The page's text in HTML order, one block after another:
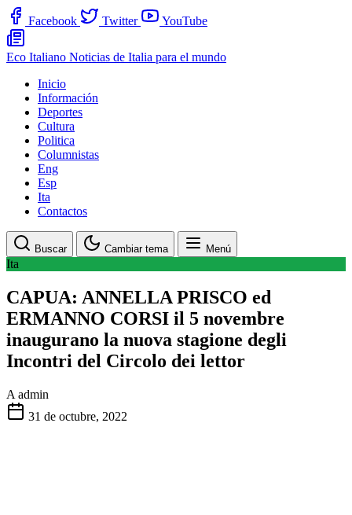
Facebook Twitter YouTube
Eco Italiano Noticias de Italia para el mundo
Inicio
Información
Deportes
Cultura
Politica
Columnistas
Eng
Esp
Ita
Contactos
Buscar Cambiar tema Menú
Ita
CAPUA: ANNELLA PRISCO ed
ERMANNO CORSI il 5 novembre
inaugurano la nuova stagione degli
Incontri del Circolo dei lettor
A admin
31 de octubre, 2022